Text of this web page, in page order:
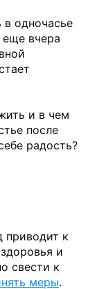
одночасье
еще вчера
и в чем
после
радость?
приводит к
и
свести к
меры.